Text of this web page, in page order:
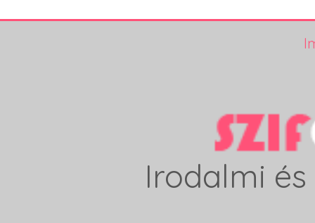
Irodalmi